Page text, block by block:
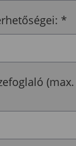
*